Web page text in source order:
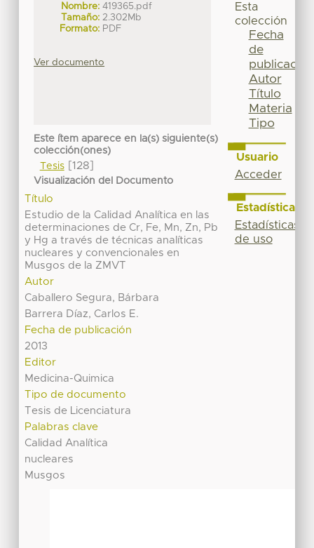
Nombre: 419365.pdf
Tamaño: 2.302Mb
Formato: PDF
Ver documento
Este ítem aparece en la(s) siguiente(s)
colección(ones)
Tesis[128]
Visualización del Documento
Título
Estudio de la Calidad Analítica en las
determinaciones de Cr, Fe, Mn, Zn, Pb
y Hg a través de técnicas analíticas
nucleares y convencionales en
Musgos de la ZMVT
Autor
Caballero Segura, Bárbara
Barrera Díaz, Carlos E.
Fecha de publicación
2013
Editor
Medicina-Quimica
Tipo de documento
Tesis de Licenciatura
Palabras clave
Calidad Analítica
nucleares
Musgos
Esta
colección
Fecha
de
publicación
Autor
Título
Materia
Tipo
Usuario
Acceder
Estadísticas
Estadísticas
de uso